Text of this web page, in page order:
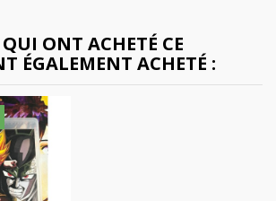
ONT ACHETÉ CE
ÉGALEMENT ACHETÉ :